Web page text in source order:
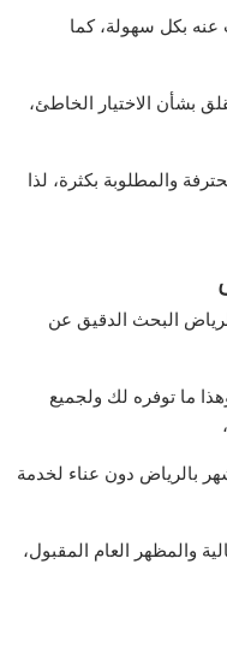
بكل سهولة، كما
بشأن الاختيار الخاطئ،
والمطلوبة بكثرة، لذا
البحث الدقيق عن
ما توفره لك ولجميع
بالرياض دون عناء لخدمة
والمظهر العام المقبول،